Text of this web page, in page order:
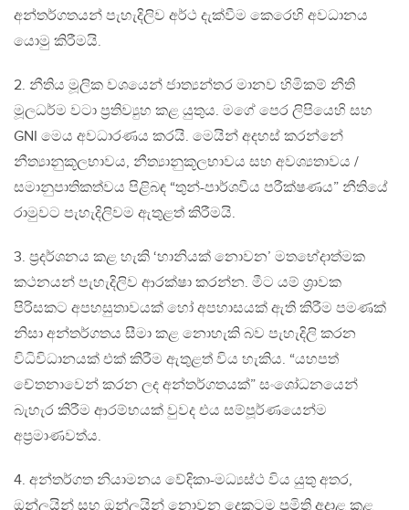
අන්තර්ගතයන් පැහැදිලිව අර්ථ දැක්වීම කෙරෙහි අවධානය
යොමු කිරීමයි.
2. නීතිය මූලික වශයෙන් ජාත්‍යන්තර මානව හිමිකම් නීති
මූලධර්ම වටා ප්‍රතිව්‍යුහ කළ යුතුය. මගේ පෙර ලිපියෙහි සහ
GNI මෙය අවධාරණය කරයි. මෙයින් අදහස් කරන්නේ
නීත්‍යානුකූලභාවය, නීත්‍යානුකූලභාවය සහ අවශ්‍යතාවය /
සමානුපාතිකත්වය පිළිබඳ “තුන්-පාර්ශවීය පරීක්ෂණය” නීතියේ
රාමුවට පැහැදිලිවම ඇතුළත් කිරීමයි.
3. ප්‍රදර්ශනය කළ හැකි ‘හානියක් නොවන’ මතභේදාත්මක
කථනයන් පැහැදිලිව ආරක්ෂා කරන්න. මීට යම් ශ්‍රාවක
පිරිසකට අපහසුතාවයක් හෝ අපහාසයක් ඇති කිරීම පමණක්
නිසා අන්තර්ගතය සීමා කළ නොහැකි බව පැහැදිලි කරන
විධිවිධානයක් එක් කිරීම ඇතුළත් විය හැකිය. “යහපත්
චේතනාවෙන් කරන ලද අන්තර්ගතයක්” සංශෝධනයෙන්
බැහැර කිරීම ආරම්භයක් වුවද එය සම්පූර්ණයෙන්ම
අප්‍රමාණවත්ය.
4. අන්තර්ගත නියාමනය වේදිකා-මධ්‍යස්ථ විය යුතු අතර,
ඔන්ලයින් සහ ඔන්ලයින් නොවන දෙකටම ප්‍රමිති අදාළ කළ